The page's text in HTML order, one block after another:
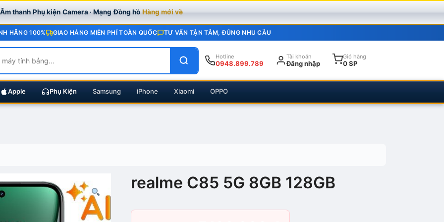
thanh Phụ kiện Camera · Mạng Đồng hồ Hàng mới về
HÃNG 100% GIAO HÀNG MIỄN PHÍ TOÀN QUỐC TƯ VẤN TẬN TÂM, ĐÚNG NHU CẦU
Hotline
0948.899.789
Tài khoản
Đăng nhập
Giỏ hàng
0 SP
Apple Phụ Kiện Samsung iPhone Xiaomi OPPO
realme C85 5G 8GB 128GB